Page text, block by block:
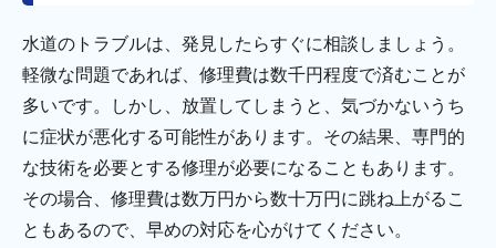
水道のトラブルは、発見したらすぐに相談しましょう。
軽微な問題であれば、修理費は数千円程度で済むことが
多いです。しかし、放置してしまうと、気づかないうち
に症状が悪化する可能性があります。その結果、専門的
な技術を必要とする修理が必要になることもあります。
その場合、修理費は数万円から数十万円に跳ね上がるこ
ともあるので、早めの対応を心がけてください。